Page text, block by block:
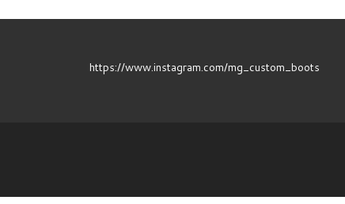
https://www.instagram.com/mg_custom_boots